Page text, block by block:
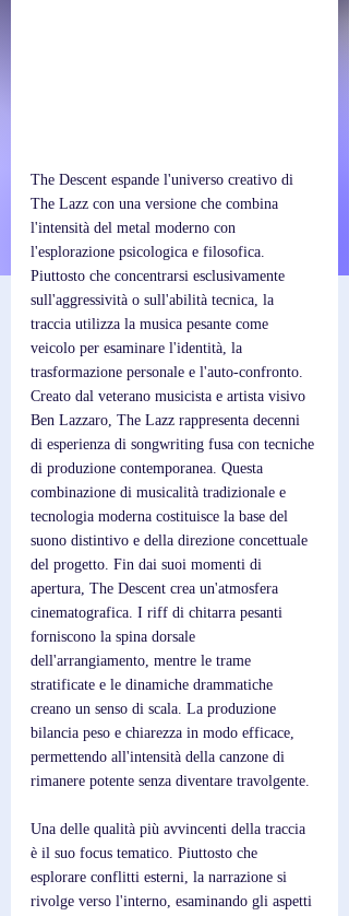
The Descent espande l'universo creativo di
The Lazz con una versione che combina
l'intensità del metal moderno con
l'esplorazione psicologica e filosofica.
Piuttosto che concentrarsi esclusivamente
sull'aggressività o sull'abilità tecnica, la
traccia utilizza la musica pesante come
veicolo per esaminare l'identità, la
trasformazione personale e l'auto-confronto.
Creato dal veterano musicista e artista visivo
Ben Lazzaro, The Lazz rappresenta decenni
di esperienza di songwriting fusa con tecniche
di produzione contemporanea. Questa
combinazione di musicalità tradizionale e
tecnologia moderna costituisce la base del
suono distintivo e della direzione concettuale
del progetto. Fin dai suoi momenti di
apertura, The Descent crea un'atmosfera
cinematografica. I riff di chitarra pesanti
forniscono la spina dorsale
dell'arrangiamento, mentre le trame
stratificate e le dinamiche drammatiche
creano un senso di scala. La produzione
bilancia peso e chiarezza in modo efficace,
permettendo all'intensità della canzone di
rimanere potente senza diventare travolgente.
Una delle qualità più avvincenti della traccia
è il suo focus tematico. Piuttosto che
esplorare conflitti esterni, la narrazione si
rivolge verso l'interno, esaminando gli aspetti